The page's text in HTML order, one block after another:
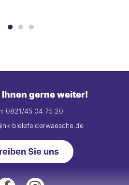
gerne weiter!
0821/45 04 75 20
bielefelderwaesche.de
Sie uns